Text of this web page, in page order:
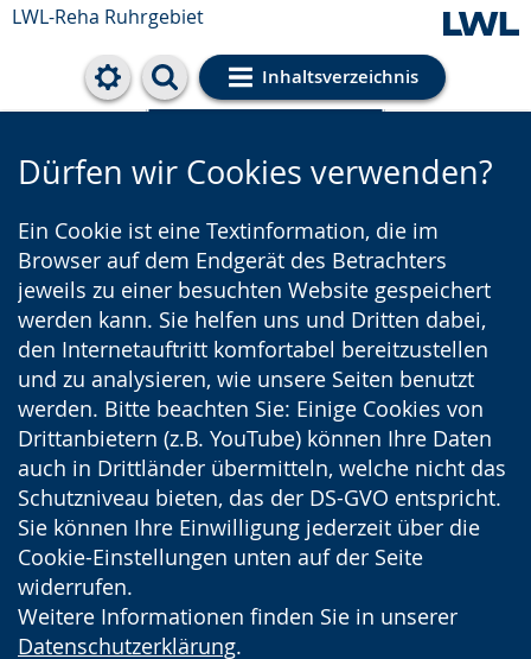
LWL-Reha Ruhrgebiet
Inhaltsverzeichnis
Cookie-Einstellungen
Dürfen wir Cookies verwenden?
Ein Cookie ist eine Textinformation, die im
Browser auf dem Endgerät des Betrachters
jeweils zu einer besuchten Website gespeichert
werden kann. Sie helfen uns und Dritten dabei,
den Internetauftritt komfortabel bereitzustellen
und zu analysieren, wie unsere Seiten benutzt
werden. Bitte beachten Sie: Einige Cookies von
Drittanbietern (z.B. YouTube) können Ihre Daten
auch in Drittländer übermitteln, welche nicht das
Schutzniveau bieten, das der DS-GVO entspricht.
Sie können Ihre Einwilligung jederzeit über die
Cookie-Einstellungen unten auf der Seite
widerrufen.
Weitere Informationen finden Sie in unserer
Datenschutzerklärung.